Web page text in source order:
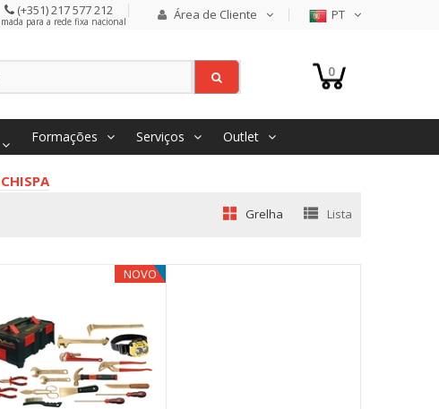
(+351) 217 577 212
para a rede fixa nacional Área de Cliente PT
0
Formações Serviços Outlet
Grelha Lista
NOVO